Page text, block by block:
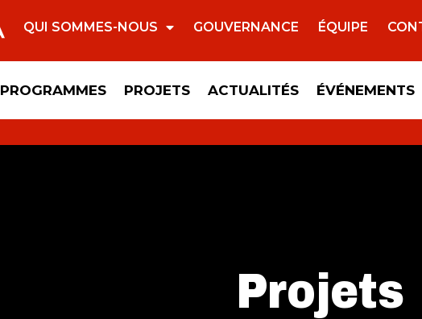
QUI SOMMES-NOUS GOUVERNANCE ÉQUIPE
PROGRAMMES PROJETS ACTUALITÉS ÉVÉNEMENTS
Projets